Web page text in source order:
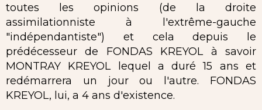
toutes les opinions (de la droite
assimilationniste à l'extrême-gauche
"indépendantiste") et cela depuis le
prédécesseur de FONDAS KREYOL à savoir
MONTRAY KREYOL lequel a duré 15 ans et
redémarrera un jour ou l'autre. FONDAS
KREYOL, lui, a 4 ans d'existence.